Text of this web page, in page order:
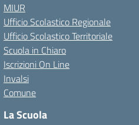
MIUR
Ufficio Scolastico Regionale
Ufficio Scolastico Territoriale
Scuola in Chiaro
Iscrizioni On Line
Invalsi
Comune
La Scuola